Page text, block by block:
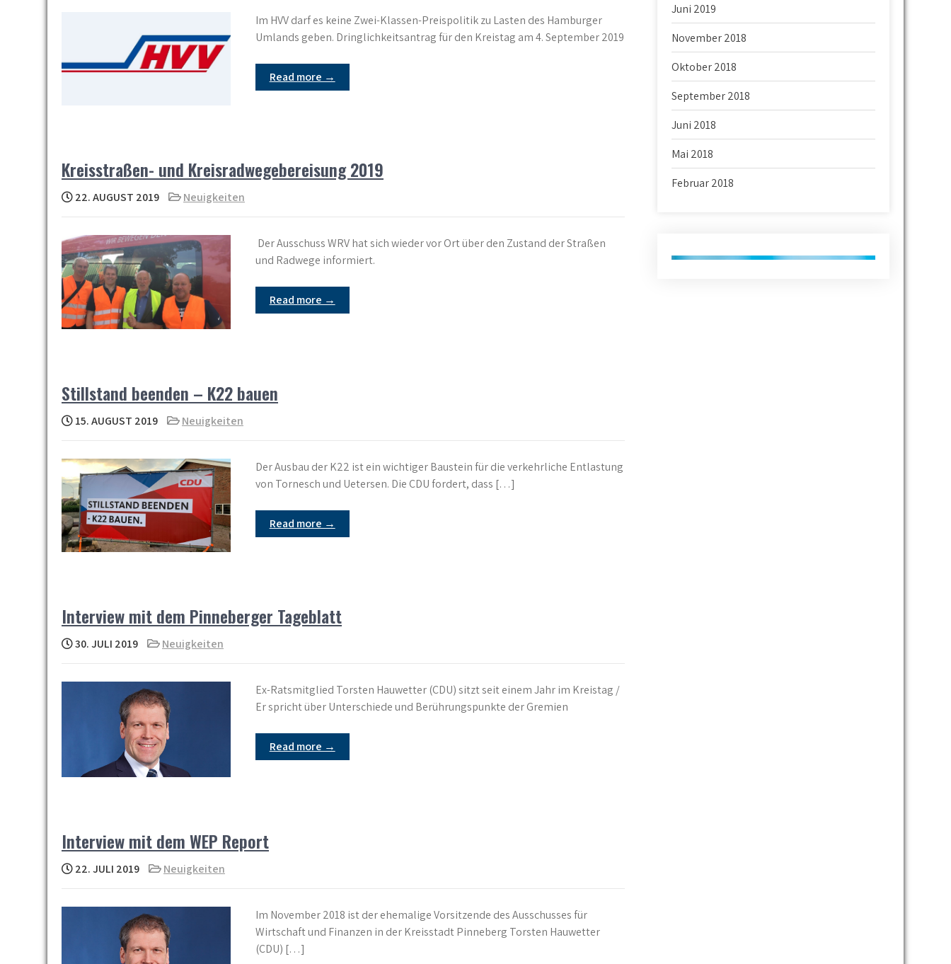
Im HVV darf es keine Zwei-Klassen-Preispolitik zu Lasten des Hamburger
Umlands geben. Dringlichkeitsantrag für den Kreistag am 4. September 2019
Read more →
Kreisstraßen- und Kreisradwegebereisung 2019
22. AUGUST 2019 Neuigkeiten
Der Ausschuss WRV hat sich wieder vor Ort über den Zustand der Straßen
und Radwege informiert.
Read more →
Stillstand beenden – K22 bauen
15. AUGUST 2019 Neuigkeiten
Der Ausbau der K22 ist ein wichtiger Baustein für die verkehrliche Entlastung
von Tornesch und Uetersen. Die CDU fordert, dass […]
Read more →
Interview mit dem Pinneberger Tageblatt
30. JULI 2019 Neuigkeiten
Ex-Ratsmitglied Torsten Hauwetter (CDU) sitzt seit einem Jahr im Kreistag /
Er spricht über Unterschiede und Berührungspunkte der Gremien
Read more →
Interview mit dem WEP Report
22. JULI 2019 Neuigkeiten
Im November 2018 ist der ehemalige Vorsitzende des Ausschusses für
Wirtschaft und Finanzen in der Kreisstadt Pinneberg Torsten Hauwetter
(CDU) […]
Juni 2019
November 2018
Oktober 2018
September 2018
Juni 2018
Mai 2018
Februar 2018